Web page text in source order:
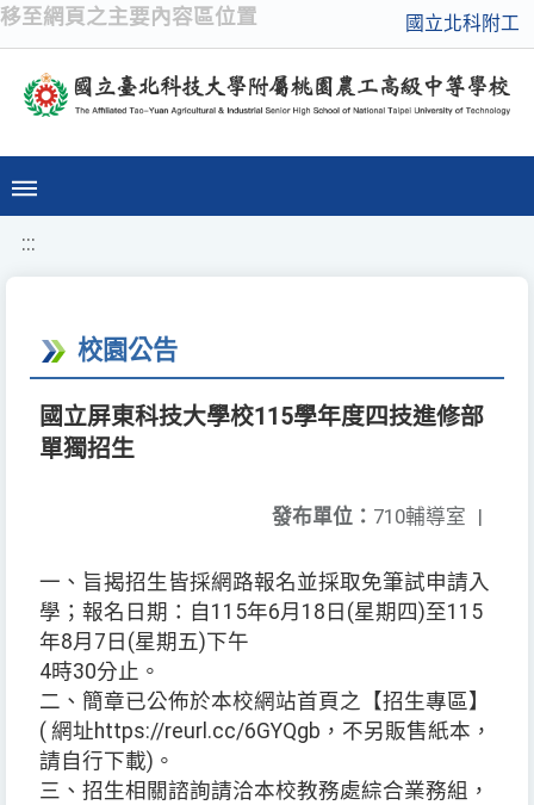
移至網頁之主要內容區位置 國立北科附工
:::
校園公告
國立屏東科技大學校115學年度四技進修部
單獨招生
發布單位： 710輔導室 |
一、旨揭招生皆採網路報名並採取免筆試申請入
學；報名日期：自115年6月18日(星期四)至115
年8月7日(星期五)下午
4時30分止。
二、簡章已公佈於本校網站首頁之【招生專區】
( 網址https://reurl.cc/6GYQgb，不另販售紙本，
請自行下載)。
三、招生相關諮詢請洽本校教務處綜合業務組，